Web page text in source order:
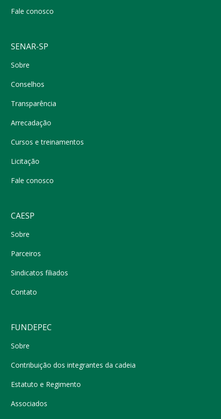
Fale conosco
SENAR-SP
Sobre
Conselhos
Transparência
Arrecadação
Cursos e treinamentos
Licitação
Fale conosco
CAESP
Sobre
Parceiros
Sindicatos filiados
Contato
FUNDEPEC
Sobre
Contribuição dos integrantes da cadeia
Estatuto e Regimento
Associados